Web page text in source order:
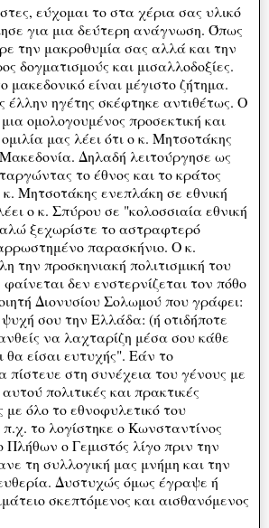
εύχομαι το στα χέρια σας υλικό
για μια δεύτερη ανάγνωση. Όπως
την μακροθυμία σας αλλά και την
δογματισμούς και μισαλλοδοξίες.
μακεδονικό είναι μέγιστο ζήτημα.
έλλην ηγέτης σκέφτηκε αντιθέτως. Ο
ομολογουμένος προσεκτική και
μας λέει ότι ο κ. Μητσοτάκης
Δηλαδή λειτούργησε ως
το έθνος και το κράτος
Μητσοτάκης ενεπλάκη σε εθνική
ο κ. Σπύρου σε "κολοσσιαία εθνική
ξεχωρίστε το αστραφτερό
παρασκήνιο. Ο κ.
την προσκηνιακή πολιτισμική του
δεν ενστερνίζεται τον πόθο
Διονυσίου Σολωμού που γράφει:
σου την Ελλάδα: (ή οτιδήποτε
να λαχταρίζη μέσα σου κάθε
θα είσαι ευτυχής". Εάν το
πίστευε στη συνέχεια του γένους με
πολιτικές και πρακτικές
με όλο το εθνοφυλετικό του
το λογίστηκε ο Κωνσταντίνος
Πλήθων ο Γεμιστός λίγο πριν την
τη συλλογική μας μνήμη και την
Δυστυχώς όμως έγραψε ή
σκεπτόμενος και αισθανόμενος